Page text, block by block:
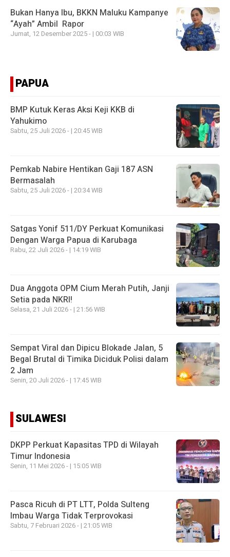
Bukan Hanya Ibu, BKKN Maluku Kampanye
“Ayah” Ambil Rapor
Jumat, 12 Desember 2025 - | 00:03 WIB
PAPUA
BMP Kutuk Keras Aksi Keji KKB di
Yahukimo
Sabtu, 25 Juli 2026 - | 20:45 WIB
Pemkab Nabire Hentikan Gaji 187 ASN
Bermasalah
Sabtu, 25 Juli 2026 - | 20:34 WIB
Satgas Yonif 511/DY Perkuat Komunikasi
Dengan Warga Papua di Karubaga
Rabu, 22 Juli 2026 - | 14:19 WIB
Dua Anggota OPM Cium Merah Putih, Janji
Setia pada NKRI!
Selasa, 21 Juli 2026 - | 21:56 WIB
Sempat Viral dan Dipicu Blokade Jalan, 5
Begal Brutal di Timika Diciduk Polisi dalam
2 Jam
Senin, 20 Juli 2026 - | 17:45 WIB
SULAWESI
DKPP Perkuat Kapasitas TPD di Wilayah
Timur Indonesia
Senin, 11 Mei 2026 - | 15:05 WIB
Pasca Ricuh di PT LTT, Polda Sulteng
Imbau Warga Tidak Terprovokasi
Sabtu, 7 Februari 2026 - | 21:05 WIB